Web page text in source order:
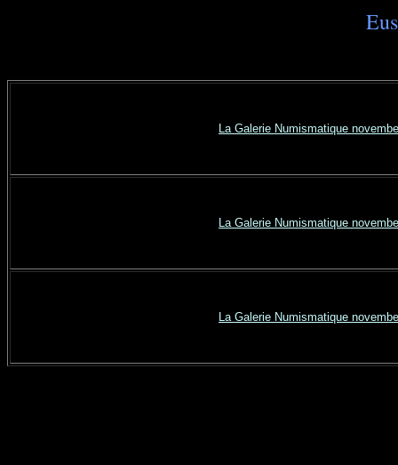
La Galerie Numismatique
La Galerie Numismatique
La Galerie Numismatique